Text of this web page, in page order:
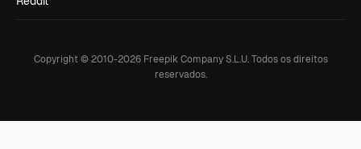
Copyright © 2010-2026Freepik Company S.L.U. Todos os direitos
reservados.